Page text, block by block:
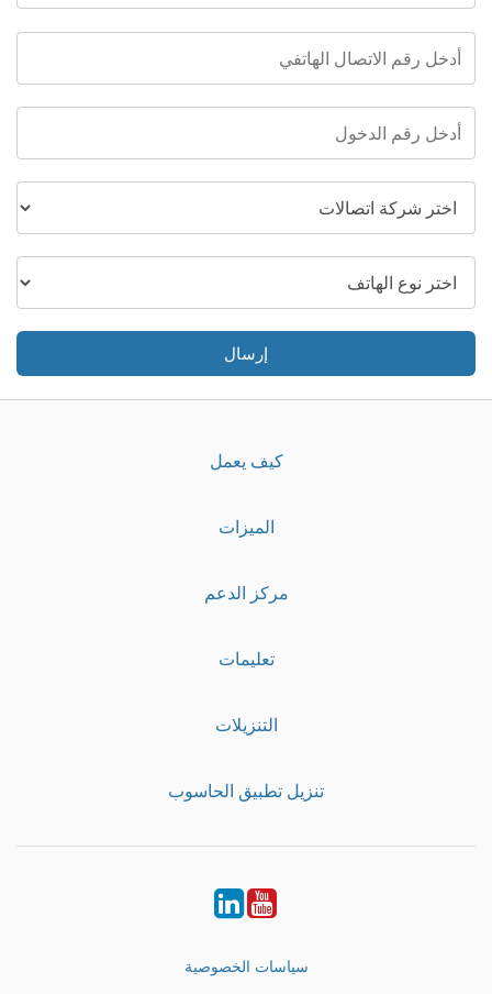
إرسال
كيف يعمل
الميزات
مركز الدعم
تعليمات
التنزيلات
تنزيل تطبيق الحاسوب
Youtube
LinkedIn
سياسات الخصوصية